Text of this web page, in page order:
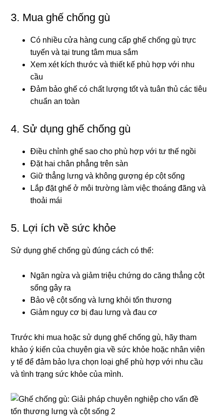
3. Mua ghế chống gù
Có nhiều cửa hàng cung cấp ghế chống gù trực
tuyến và tại trung tâm mua sắm
Xem xét kích thước và thiết kế phù hợp với nhu
cầu
Đảm bảo ghế có chất lượng tốt và tuân thủ các tiêu
chuẩn an toàn
4. Sử dụng ghế chống gù
Điều chỉnh ghế sao cho phù hợp với tư thế ngồi
Đặt hai chân phẳng trên sàn
Giữ thẳng lưng và không gượng ép cột sống
Lắp đặt ghế ở môi trường làm việc thoáng đãng và
thoải mái
5. Lợi ích về sức khỏe
Sử dụng ghế chống gù đúng cách có thể:
Ngăn ngừa và giảm triệu chứng do căng thẳng cột
sống gây ra
Bảo vệ cột sống và lưng khỏi tổn thương
Giảm nguy cơ bị đau lưng và đau cơ
Trước khi mua hoặc sử dụng ghế chống gù, hãy tham
khảo ý kiến của chuyên gia về sức khỏe hoặc nhân viên
y tế để đảm bảo lựa chọn loại ghế phù hợp với nhu cầu
và tình trạng sức khỏe của mình.